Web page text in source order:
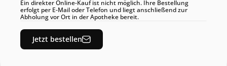
Ein direkter Online-Kauf ist nicht möglich. Ihre Bestellung
erfolgt per E-Mail oder Telefon und liegt anschließend zur
Abholung vor Ort in der Apotheke bereit.
Jetzt bestellen